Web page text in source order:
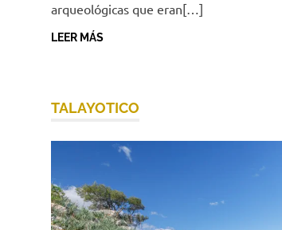
arqueológicas que eran[…]
LEER MÁS
TALAYOTICO